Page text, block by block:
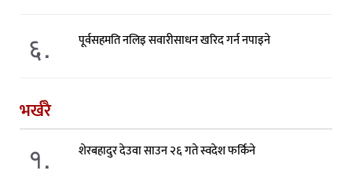
६. पूर्वसहमति नलिइ सवारीसाधन खरिद गर्न नपाइने
भर्खरै
१. शेरबहादुर देउवा साउन २६ गते स्वदेश फर्किने